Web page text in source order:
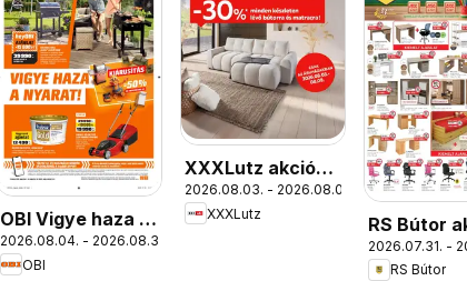
OBI Vigye haza a
nyarat!
2026.08.04. - 2026.08.30.
OBI
XXXLutz akciós
újság
2026.08.03. - 2026.08.09.
XXXLutz
RS Bútor
újság
2026.07.31. -
RS Bútor